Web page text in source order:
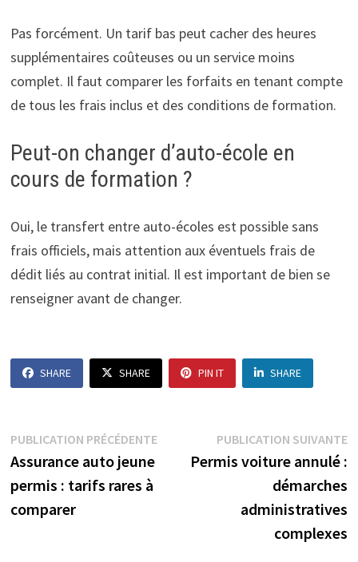
Pas forcément. Un tarif bas peut cacher des heures
supplémentaires coûteuses ou un service moins
complet. Il faut comparer les forfaits en tenant compte
de tous les frais inclus et des conditions de formation.
Peut-on changer d’auto-école en
cours de formation ?
Oui, le transfert entre auto-écoles est possible sans
frais officiels, mais attention aux éventuels frais de
dédit liés au contrat initial. Il est important de bien se
renseigner avant de changer.
SHARE SHARE PIN IT SHARE
Navigation
de
l’article
PUBLICATION PRÉCÉDENTEPublication
précédente :
Assurance auto jeune
permis : tarifs rares à
comparer
PUBLICATION SUIVANTE
Permis voiture annulé :
démarches
administratives
complexes